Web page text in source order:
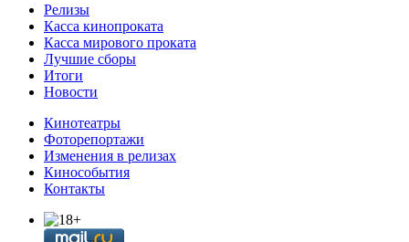
Релизы
Касса кинопроката
Касса мирового проката
Лучшие сборы
Итоги
Новости
Кинотеатры
Фоторепортажи
Изменения в релизах
Кинособытия
Контакты